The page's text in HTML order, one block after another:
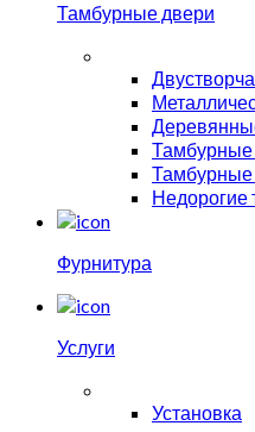
Тамбурные двери
Тамбурные
Тамбурные
Недорогие
Фурнитура
Услуги
Установка